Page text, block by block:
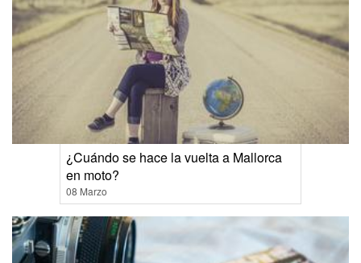
¿Cuándo se hace la vuelta a Mallorca
en moto?
08 Marzo